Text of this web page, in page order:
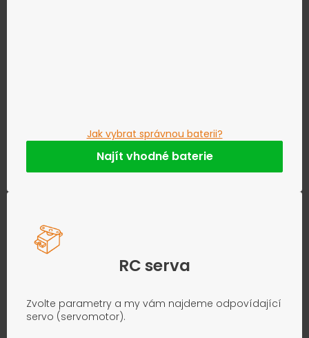
Jak vybrat správnou baterii?
Najít vhodné baterie
RC serva
Zvolte parametry a my vám najdeme odpovídající
servo (servomotor).